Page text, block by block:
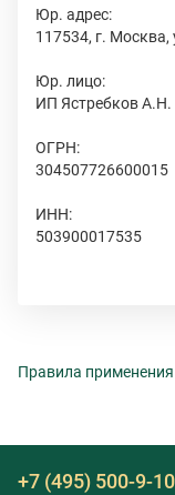
Юр. адрес:
117534, г. Москва,
Юр. лицо:
ИП Ястребков А.Н.
ОГРН:
304507726600015
ИНН:
503900017535
Правила
+7 (495) 500-9-